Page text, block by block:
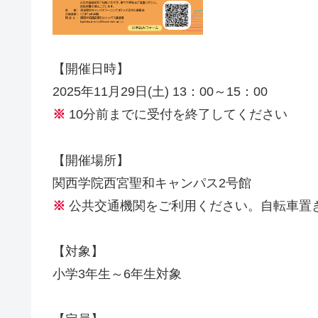
【開催日時】
2025年11月29日(土) 13：00～15：00
※ 10分前までに受付を終了してください
【開催場所】
関西学院西宮聖和キャンパス2号館
※ 公共交通機関をご利用ください。自転車置
【対象】
小学3年生～6年生対象